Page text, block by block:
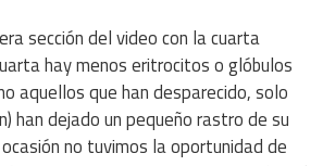
sección del video con la cuarta
hay menos eritrocitos o glóbulos
aquellos que han desparecido, solo
han dejado un pequeño rastro de su
no tuvimos la oportunidad de